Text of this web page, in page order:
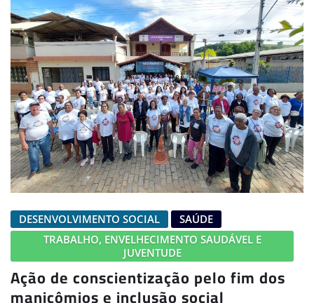
DESENVOLVIMENTO SOCIAL
SAÚDE
TRABALHO, ENVELHECIMENTO SAUDÁVEL E
JUVENTUDE
Ação de conscientização pelo fim dos